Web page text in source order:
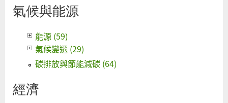
氣候與能源
能源 (59)
氣候變遷 (29)
碳排放與節能減碳 (64)
經濟